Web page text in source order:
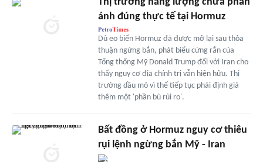
Thị trường năng lượng chưa phản
ánh đúng thực tế tại Hormuz
Dù eo biển Hormuz đã được mở lại sau thỏa
thuận ngừng bắn, phát biểu cứng rắn của
Tổng thống Mỹ Donald Trump đối với Iran cho
thấy nguy cơ địa chính trị vẫn hiện hữu. Thị
trường dầu mỏ vì thế tiếp tục phải định giá
thêm một 'phần bù rủi ro'.
Bất đồng ở Hormuz nguy cơ thiêu
rụi lệnh ngừng bắn Mỹ - Iran